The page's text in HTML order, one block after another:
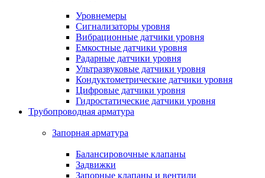
Уровнемеры
Сигнализаторы уровня
Вибрационные датчики уровня
Емкостные датчики уровня
Радарные датчики уровня
Ультразвуковые датчики уровня
Кондуктометрические датчики уровня
Цифровые датчики уровня
Гидростатические датчики уровня
Трубопроводная арматура
Запорная арматура
Балансировочные клапаны
Задвижки
Запорные клапаны и вентили